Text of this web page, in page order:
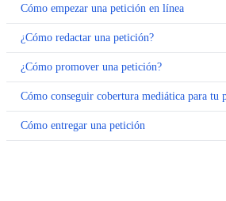
Cómo empezar una petición en línea
¿Cómo redactar una petición?
¿Cómo promover una petición?
Cómo conseguir cobertura mediática para tu
Cómo entregar una petición